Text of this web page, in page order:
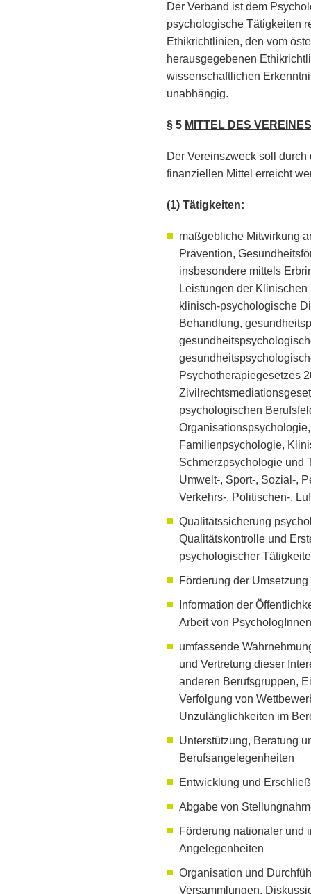
Der Verband ist dem
psychologische Tätigkeiten
Ethikrichtlinien, den vom
herausgegebenen
wissenschaftlichen
unabhängig.
§ 5 MITTEL DES VEREINES
Der Vereinszweck soll
finanziellen Mittel erreicht
(1) Tätigkeiten:
maßgebliche Mitwirkung
Prävention,
insbesondere mittels
Leistungen der
klinisch-psychologische
Behandlung,
Psychotherapiegesetzes
psychologischen
Familienpsychologie,
Schmerzpsychologie und
Umwelt-, Sport-, Sozial-,
Verkehrs-, Politischen-,
Qualitätssicherung
Qualitätskontrolle und
psychologischer
Förderung der
Information der
Arbeit von
umfassende
und Vertretung dieser
anderen Berufsgruppen,
Verfolgung von
Unzulänglichkeiten im
Unterstützung, Beratung
Berufsangelegenheiten
Entwicklung und
Abgabe von
Förderung nationaler und
Angelegenheiten
Organisation und
Versammlungen,